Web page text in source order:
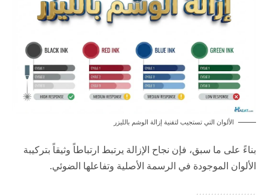
الألوان التي تستجيب لتقنية إزالة الوشم بالليزر
بناءً على ما سبق، فإن نجاح الإزالة يرتبط ارتباطاً وثيقاً بتركيبة
الألوان الموجودة في الرسمة الأصلية وتفاعلها الضوئي.